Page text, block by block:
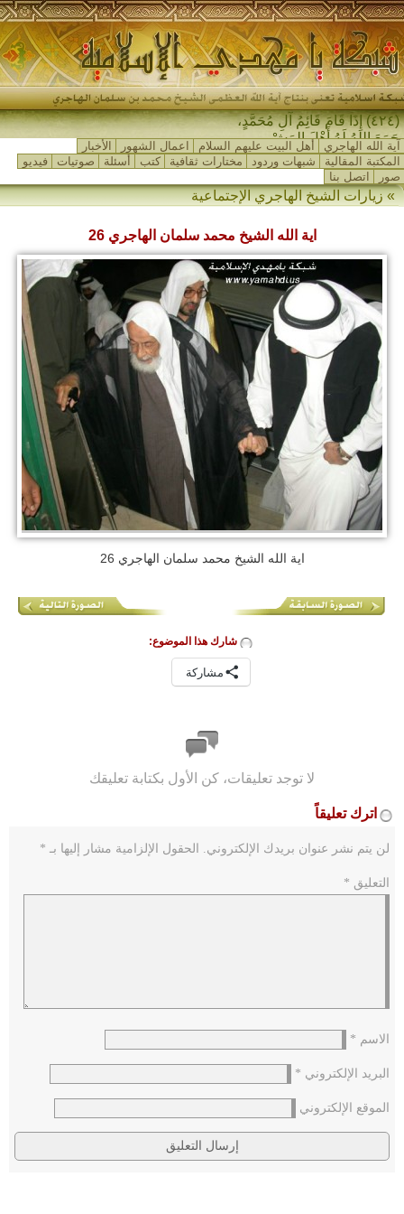
(٤٢٤) إِذَا قَامَ قَائِمُ آلِ مُحَمَّدٍ،
جَمَعَ اللهُ لَهُ أَهْلَ المَشْرِق_
آية الله الهاجري أهل البيت عليهم السلام اعمال الشهور
الأخبار
المكتبة المقالية
شبهات وردود مختارات ثقافية كتب أسئلة صوتيات
فيديو
صور
اتصل بنا
»زيارات الشيخ الهاجري الإجتماعية
اية الله الشيخ محمد سلمان الهاجري 26
اية الله الشيخ محمد سلمان الهاجري 26
شارك هذا الموضوع:
مشاركة
لا توجد تعليقات، كن الأول بكتابة تعليقك
اترك تعليقاً
لن يتم نشر عنوان بريدك الإلكتروني. الحقول الإلزامية مشار إليها بـ *
التعليق *
الاسم *
البريد الإلكتروني *
الموقع الإلكتروني